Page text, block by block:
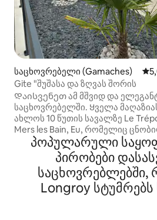
საცხოვრებელი (Gamaches)
Gite "შუშასა და ზღვას შორის
Დაისვენეთ ამ მშვიდ და
საცხოვრებელში. Ყველა
ახლოს 10 წუთის სავალზე Le Tréport,
Mers les Bain, Eu, რომელიც
ლუი ფილიპის სამეფო
ფუნიკულიორით, შუქურით,
ამ რესტორნებით, კაზინოებითა
მაღალი კლდეებით... Baie de Somme-
დან 20 წუთის სავალზე,
მე-2 ულამაზესი ყურე, რომელიც
პოპულარული
პირობები
საცხოვრებლებში,
Longroy სტუმრებს